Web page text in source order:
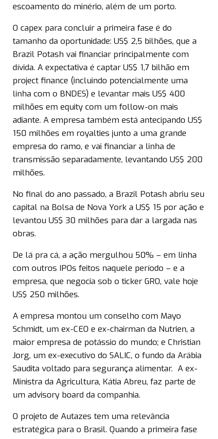
escoamento do minério, além de um porto.
O capex para concluir a primeira fase é do
tamanho da oportunidade: US$ 2,5 bilhões, que a
Brazil Potash vai financiar principalmente com
dívida. A expectativa é captar US$ 1,7 bilhão em
project finance (incluindo potencialmente uma
linha com o BNDES) e levantar mais US$ 400
milhões em equity com um follow-on mais
adiante. A empresa também está antecipando US$
150 milhões em royalties junto a uma grande
empresa do ramo, e vai financiar a linha de
transmissão separadamente, levantando US$ 200
milhões.
No final do ano passado, a Brazil Potash abriu seu
capital na Bolsa de Nova York a US$ 15 por ação e
levantou US$ 30 milhões para dar a largada nas
obras.
De lá pra cá, a ação mergulhou 50% – em linha
com outros IPOs feitos naquele período – e a
empresa, que negocia sob o ticker GRO, vale hoje
US$ 250 milhões.
A empresa montou um conselho com Mayo
Schmidt, um ex-CEO e ex-chairman da Nutrien, a
maior empresa de potássio do mundo; e Christian
Jorg, um ex-executivo do SALIC, o fundo da Arábia
Saudita voltado para segurança alimentar. A ex-
Ministra da Agricultura, Kátia Abreu, faz parte de
um advisory board da companhia.
O projeto de Autazes tem uma relevância
estratégica para o Brasil. Quando a primeira fase